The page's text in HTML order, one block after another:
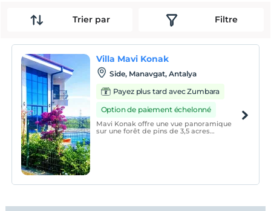
Trier par Filtre
Villa Mavi Konak
Side, Manavgat, Antalya
Payez plus tard avec Zumbara
Option de paiement échelonné
Mavi Konak offre une vue panoramique
sur une forêt de pins de 3,5 acres